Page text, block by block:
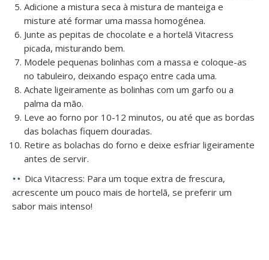
Adicione a mistura seca à mistura de manteiga e
misture até formar uma massa homogénea.
Junte as pepitas de chocolate e a hortelã Vitacress
picada, misturando bem.
Modele pequenas bolinhas com a massa e coloque-as
no tabuleiro, deixando espaço entre cada uma.
Achate ligeiramente as bolinhas com um garfo ou a
palma da mão.
Leve ao forno por 10-12 minutos, ou até que as bordas
das bolachas fiquem douradas.
Retire as bolachas do forno e deixe esfriar ligeiramente
antes de servir.
Dica Vitacress: Para um toque extra de frescura,
acrescente um pouco mais de hortelã, se preferir um
sabor mais intenso!